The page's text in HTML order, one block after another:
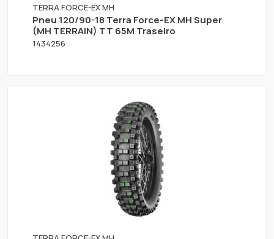
TERRA FORCE-EX MH
Pneu 120/90-18 Terra Force-EX MH Super
(MH TERRAIN) TT 65M Traseiro
1434256